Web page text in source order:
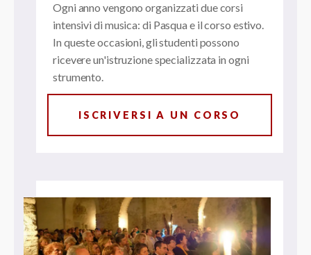
Ogni anno vengono organizzati due corsi
intensivi di musica: di Pasqua e il corso estivo.
In queste occasioni, gli studenti possono
ricevere un'istruzione specializzata in ogni
strumento.
ISCRIVERSI A UN CORSO